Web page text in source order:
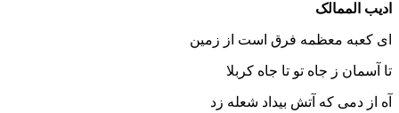
ادیب الممالک
ای کعبه معظمه فرق است از زمین
تا آسمان ز جاه تو تا جاه کربلا
آه از دمی که آتش بیداد شعله زد